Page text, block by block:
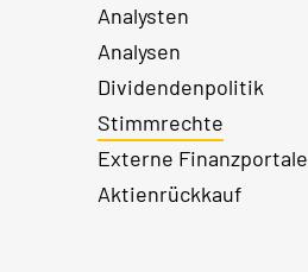
Analysten
Analysen
Dividendenpolitik
Stimmrechte
Externe Finanzportale
Aktienrückkauf